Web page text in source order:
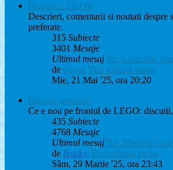
Produse LEGO®
Descrieri, comentarii si noutati despre
preferate.
315 Subiecte
3401 Mesaje
Ultimul mesaj Re: Colectiile
de chyck Vezi ultimul mesaj
Mie, 21 Mai '25, ora 20:20
Discutii generale
Ce e nou pe frontul de LEGO:
435 Subiecte
4768 Mesaje
Ultimul mesaj Re: Sfarsit de
de Bricky Vezi ultimul mesaj
Sâm, 29 Martie '25, ora 23:43